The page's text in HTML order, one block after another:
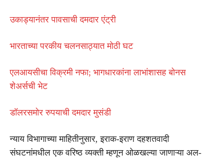
उकाड्यानंतर पावसाची दमदार एंट्री
भारताच्या परकीय चलनसाठ्यात मोठी घट
एलआयसीचा विक्रमी नफा; भागधारकांना लाभांशासह बोनस
शेअर्सची भेट
डॉलरसमोर रुपयाची दमदार मुसंडी
न्याय विभागाच्या माहितीनुसार, इराक-इराण दहशतवादी
संघटनांमधील एक वरिष्ठ व्यक्ती म्हणून ओळखल्या जाणाऱ्या अल-